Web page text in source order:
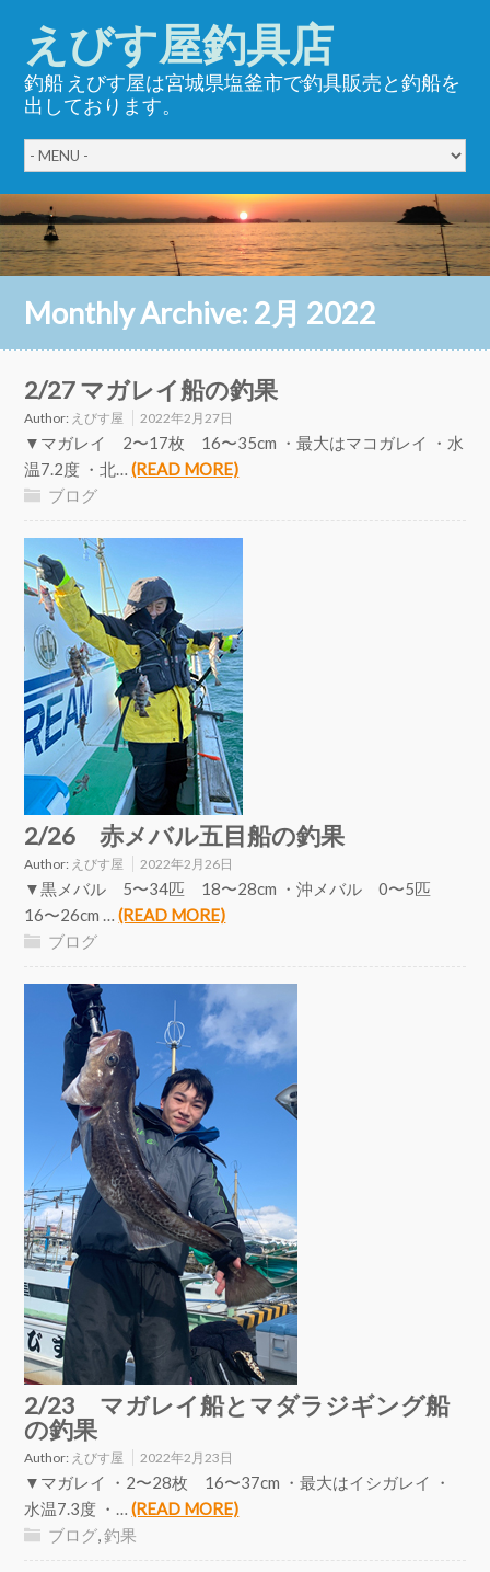
えびす屋釣具店
釣船 えびす屋は宮城県塩釜市で釣具販売と釣船を
出しております。
Monthly Archive: 2月 2022
2/27 マガレイ船の釣果
Author: えびす屋 2022年2月27日
▼マガレイ 2〜17枚 16〜35cm ・最大はマコガレイ ・水
温7.2度 ・北…(READ MORE)
ブログ
2/26 赤メバル五目船の釣果
Author: えびす屋 2022年2月26日
▼黒メバル 5〜34匹 18〜28cm ・沖メバル 0〜5匹
16〜26cm …(READ MORE)
ブログ
2/23 マガレイ船とマダラジギング船
の釣果
Author: えびす屋 2022年2月23日
▼マガレイ ・2〜28枚 16〜37cm ・最大はイシガレイ ・
水温7.3度 ・…(READ MORE)
ブログ,釣果